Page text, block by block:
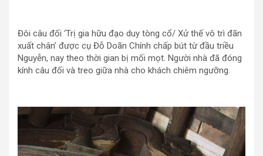
Đôi câu đối ‘Trị gia hữu đạo duy tòng cổ/ Xử thế vô trì đãn
xuất chân’ được cụ Đỗ Doãn Chính chấp bút từ đầu triều
Nguyễn, nay theo thời gian bị mối mọt. Người nhà đã đóng
kính câu đối và treo giữa nhà cho khách chiêm ngưỡng.